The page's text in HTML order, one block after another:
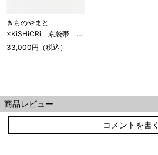
きものやまと
×KiSHiCRi 京袋帯 夜
のちゅうりっぷ（お取り
33,000円（税込）
商品レビュー
コメントを書く